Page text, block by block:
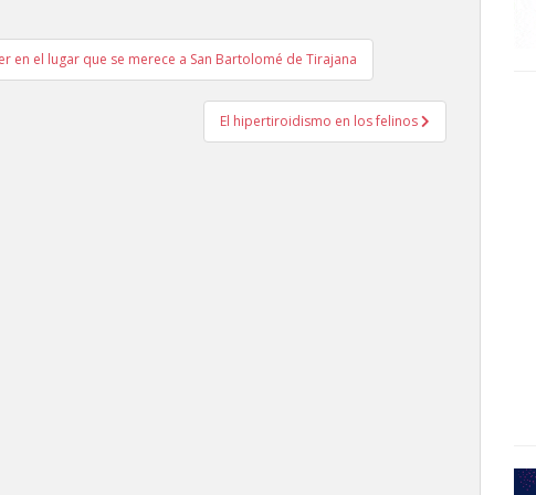
en el lugar que se merece a San Bartolomé de Tirajana
El hipertiroidismo en los felinos